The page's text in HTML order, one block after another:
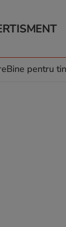
și Filme
Bine pentru